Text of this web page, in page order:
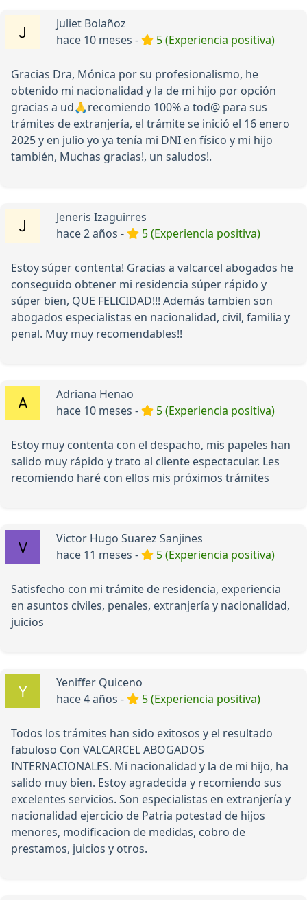
Juliet Bolañoz
hace 10 meses -
5 (Experiencia positiva)
Gracias Dra, Mónica por su profesionalismo, he
obtenido mi nacionalidad y la de mi hijo por opción
gracias a ud🙏recomiendo 100% a tod@ para sus
trámites de extranjería, el trámite se inició el 16 enero
2025 y en julio yo ya tenía mi DNI en físico y mi hijo
también, Muchas gracias!, un saludos!.
Jeneris Izaguirres
hace 2 años -
5 (Experiencia positiva)
Estoy súper contenta! Gracias a valcarcel abogados he
conseguido obtener mi residencia súper rápido y
súper bien, QUE FELICIDAD!!! Además tambien son
abogados especialistas en nacionalidad, civil, familia y
penal. Muy muy recomendables!!
Adriana Henao
hace 10 meses -
5 (Experiencia positiva)
Estoy muy contenta con el despacho, mis papeles han
salido muy rápido y trato al cliente espectacular. Les
recomiendo haré con ellos mis próximos trámites
Victor Hugo Suarez Sanjines
hace 11 meses -
5 (Experiencia positiva)
Satisfecho con mi trámite de residencia, experiencia
en asuntos civiles, penales, extranjería y nacionalidad,
juicios
Yeniffer Quiceno
hace 4 años -
5 (Experiencia positiva)
Todos los trámites han sido exitosos y el resultado
fabuloso Con VALCARCEL ABOGADOS
INTERNACIONALES. Mi nacionalidad y la de mi hijo, ha
salido muy bien. Estoy agradecida y recomiendo sus
excelentes servicios. Son especialistas en extranjería y
nacionalidad ejercicio de Patria potestad de hijos
menores, modificacion de medidas, cobro de
prestamos, juicios y otros.